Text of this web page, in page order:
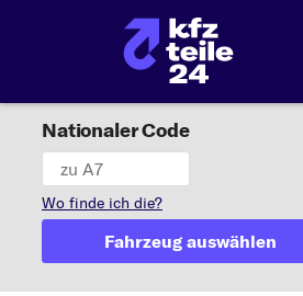
Nationaler Code
Wo finde ich die?
Fahrzeug auswählen